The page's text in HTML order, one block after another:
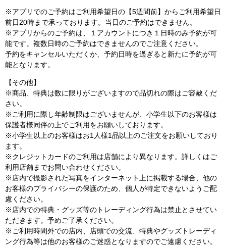
※アプリでのご予約はご利用希望日の【5週間前】からご利用希望日
前日20時まで承っております。当日のご予約はできません。
※アプリからのご予約は、１アカウントにつき１日時のみ予約が可
能です。複数日時のご予約はできませんのでご注意ください。
予約をキャンセルいただくか、予約日時を過ぎると新たに予約が可
能となります。
【その他】
※商品、特典は数に限りがございますので品切れの際はご容赦くだ
さい。
※ご利用に際し年齢制限はございませんが、小学生以下のお客様は
保護者様同伴の上でご利用をお願いしております。
※小学生以上のお客様はお1人様1品以上のご注文をお願いしており
ます。
※クレジットカードのご利用は店舗により異なります。詳しくはご
利用店舗までお問い合わせください。
※店内で撮影された写真をインターネット上に掲載する場合、他の
お客様のプライバシーの保護のため、個人が特定できないようご配
慮ください。
※店内での特典・グッズ等のトレーディング行為は禁止とさせてい
ただきます。予めご了承ください。
※ご利用時間外での店内、店頭での交流、特典やグッズトレーディ
ング行為等は他のお客様のご迷惑となりますのでご遠慮ください。